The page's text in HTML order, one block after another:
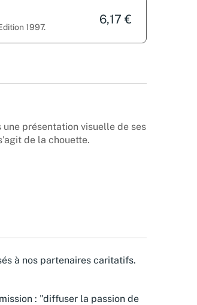
1997.
6,17 €
présentation visuelle de ses
de la chouette.
à nos partenaires caritatifs.
: "diffuser la passion de